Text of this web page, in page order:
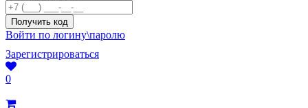
Войти по логину\паролю
Зарегистрироваться
0